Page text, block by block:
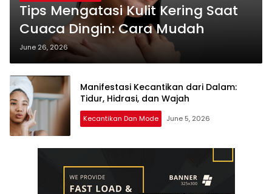
Tips Mengatasi Kulit Kering Saat
Cuaca Dingin: Cara Mudah
June 26, 2026
Manifestasi Kecantikan dari Dalam:
Tidur, Hidrasi, dan Wajah
Kecantikan Dan Mode June 5, 2026